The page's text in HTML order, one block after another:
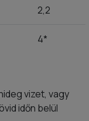
2,2
4*
vizet, vagy
időn belül